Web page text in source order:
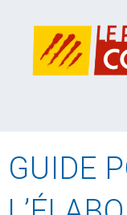
GUIDE